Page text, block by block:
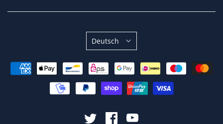
Sprache
Deutsch